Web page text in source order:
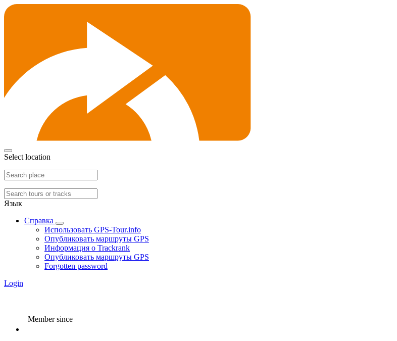
Select location
Язык
Справка
Использовать GPS-Tour.info
Опубликовать маршруты GPS
Информация о Trackrank
Опубликовать маршруты GPS
Forgotten password
Login
Member since